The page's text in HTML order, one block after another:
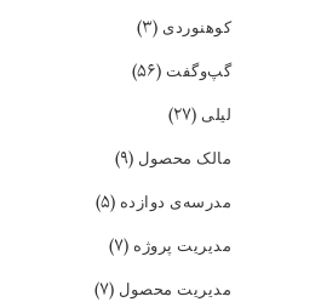
کوهنوردی (۳)
گپ‌و‌گفت (۵۶)
لیلی (۲۷)
مالک محصول (۹)
مدرسه‌ی دوازده (۵)
مدیریت پروژه (۷)
مدیریت محصول (۷)